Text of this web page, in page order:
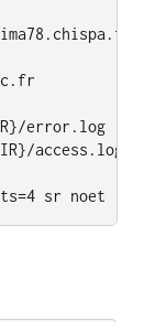
error.log
access.log
sr noet